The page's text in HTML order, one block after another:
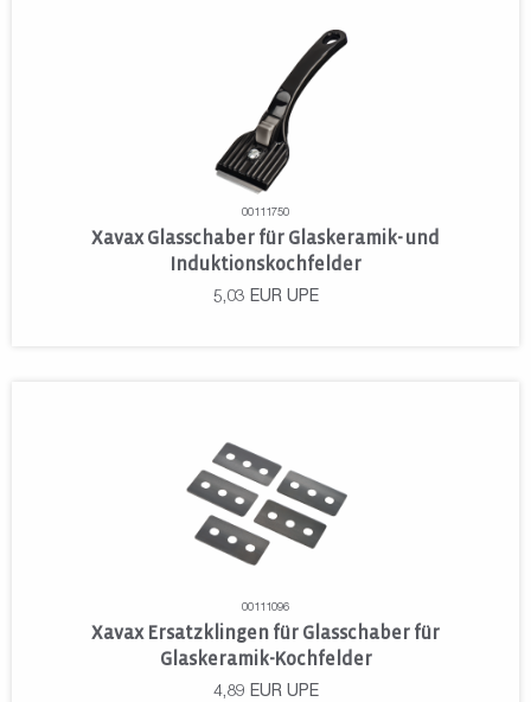
00111750
Xavax Glasschaber für Glaskeramik- und
Induktionskochfelder
5,03 EUR UPE
00111096
Xavax Ersatzklingen für Glasschaber für
Glaskeramik-Kochfelder
4,89 EUR UPE